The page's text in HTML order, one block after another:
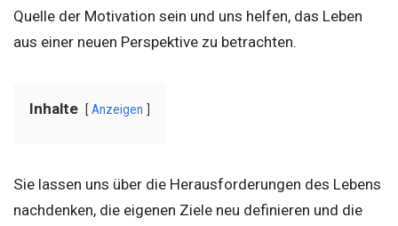
Quelle der Motivation sein und uns helfen, das Leben
aus einer neuen Perspektive zu betrachten.
Inhalte Anzeigen
Sie lassen uns über die Herausforderungen des Lebens
nachdenken, die eigenen Ziele neu definieren und die